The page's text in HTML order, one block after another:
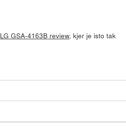
LG GSA-4163B review, kjer je isto tak